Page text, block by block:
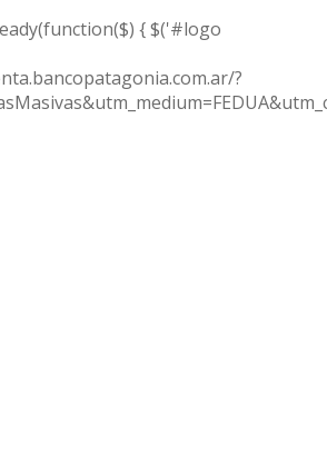
{ $('#logo
?